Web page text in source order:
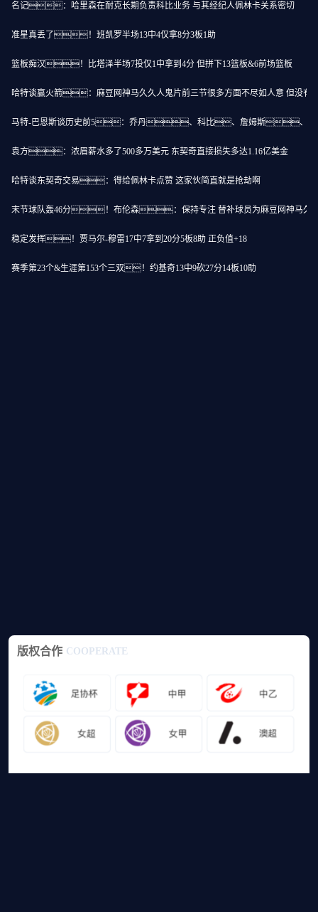
名记：哈里森在耐克长期负责科比业务 与其经纪人佩林卡关系密切
准星真丢了！班凯罗半场13中4仅拿8分3板1助
篮板痴汉！比塔泽半场7投仅1中拿到4分 但拼下13篮板&6前场篮板
哈特谈赢火箭：麻豆网神马久久人鬼片前三节很多方面不尽如人意 但没有
马特-巴恩斯谈历史前5：乔丹、科比、詹姆斯、
袁方：浓眉薪水多了500多万美元 东契奇直接损失多达1.16亿美金
哈特谈东契奇交易：得给佩林卡点赞 这家伙简直就是抢劫啊
末节球队轰46分！布伦森：保持专注 替补球员为麻豆网神马久久
稳定发挥！贾马尔-穆雷17中7拿到20分5板8助 正负值+18
赛季第23个&生涯第153个三双！约基奇13中9砍27分14板10助
版权合作 COOPERATE